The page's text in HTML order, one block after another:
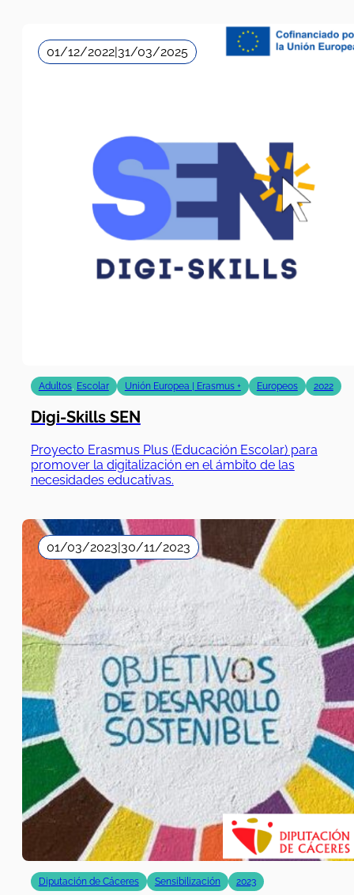
01/12/2022|31/03/2025
Adultos, Escolar Unión Europea | Erasmus + Europeos 2022
Digi-Skills SEN
Proyecto Erasmus Plus (Educación Escolar) para
promover la digitalización en el ámbito de las
necesidades educativas.
01/03/2023|30/11/2023
Diputación de Cáceres Sensibilización 2023